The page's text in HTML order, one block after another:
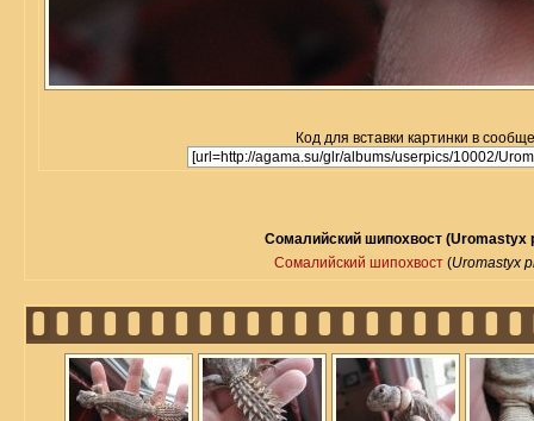
Код для вставки картинки в
Сомалийский шипохвост (Uromastyx
Сомалийский шипохвост (Uromastyx